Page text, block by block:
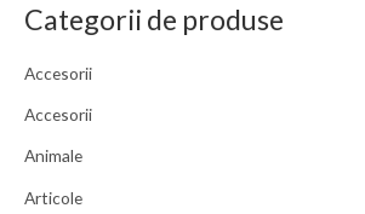
Categorii de produse
Accesorii
Accesorii
Animale
Articole